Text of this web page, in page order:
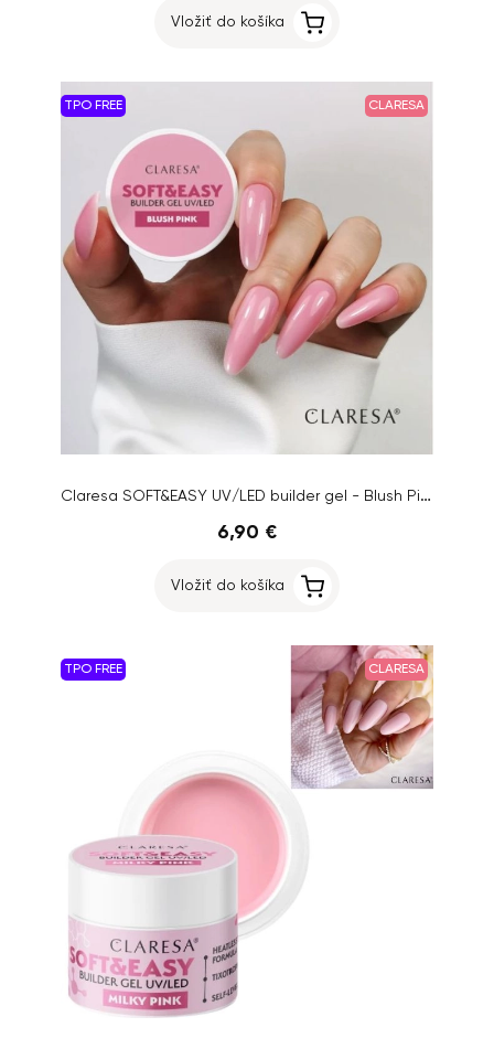
Vložiť do košíka
TPO FREE CLARESA
Claresa SOFT&EASY UV/LED builder gel - Blush Pink, 12g
6,90 €
Vložiť do košíka
TPO FREE CLARESA